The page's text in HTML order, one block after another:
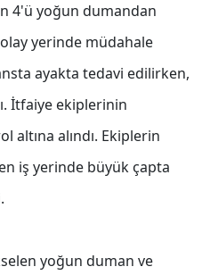
4'ü yoğun dumandan
yerinde müdahale
ayakta tedavi edilirken,
İtfaiye ekiplerinin
altına alındı. Ekiplerin
iş yerinde büyük çapta
yoğun duman ve